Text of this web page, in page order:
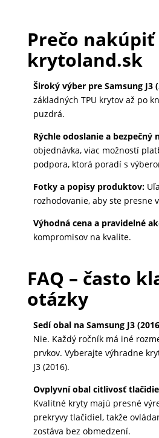
Prečo
krytoland.sk
Široký výber pre Samsung J3
základných TPU krytov až po
puzdrá.
Rýchle odoslanie a bezpečný
objednávka, viac možností
podpora, ktorá poradí s
Fotky a popisy produktov:
rozhodovanie, aby ste presne
Výhodná cena a pravidelné
kompromisov na kvalite.
FAQ – často
otázky
Sedí obal na Samsung J3
Nie. Každý ročník má iné
prvkov. Vyberajte výhradne
J3 (2016).
Ovplyvní obal citlivosť
Kvalitné kryty majú presné
prekryvy tlačidiel, takže
zostáva bez obmedzení.